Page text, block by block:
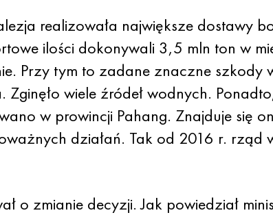
realizowała największe dostawy
ilości dokonywali 3,5 mln ton w
Przy tym to zadane znaczne szkody
wiele źródeł wodnych.
w prowincji Pahang. Znajduje się
działań. Tak od 2016 r.
o zmianie decyzji. Jak powiedział